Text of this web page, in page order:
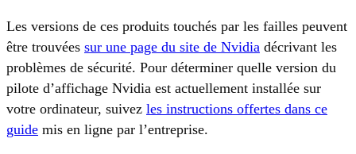
Les versions de ces produits touchés par les failles peuvent
être trouvées sur une page du site de Nvidia décrivant les
problèmes de sécurité. Pour déterminer quelle version du
pilote d’affichage Nvidia est actuellement installée sur
votre ordinateur, suivez les instructions offertes dans ce
guide mis en ligne par l’entreprise.